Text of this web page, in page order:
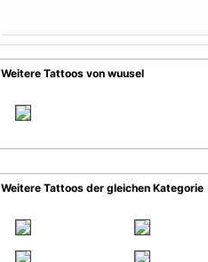
Weitere Tattoos von wuusel
Weitere Tattoos der gleichen Kategorie